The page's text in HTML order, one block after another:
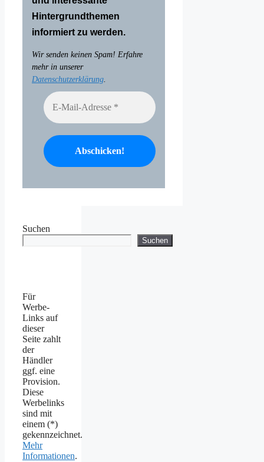
Hintergrundthemen
informiert zu werden.
Wir senden keinen Spam! Erfahre
mehr in unserer
Datenschutzerklärung.
Suchen
Suchen
Für
Werbe-
Links auf
dieser
Seite zahlt
der
Händler
ggf. eine
Provision.
Diese
Werbelinks
sind mit
einem (*)
gekennzeichnet.
Mehr
Informationen.